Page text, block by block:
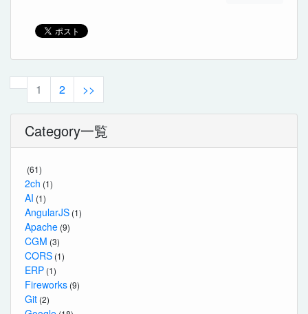
1 2 >>
Category一覧
(61)
2ch (1)
AI (1)
AngularJS (1)
Apache (9)
CGM (3)
CORS (1)
ERP (1)
Fireworks (9)
Git (2)